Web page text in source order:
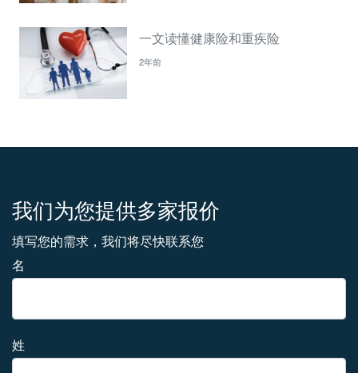
一文读懂健康险和重疾险
2年前
我们为您提供多家报价
填写您的需求，我们将尽快联系您
名
姓